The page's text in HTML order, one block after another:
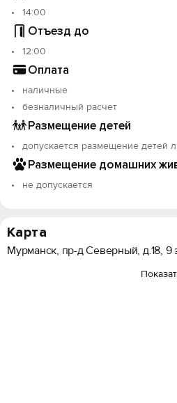
14:00
Отъезд до
12:00
Оплата
наличные
безналичный расчет
Размещение детей
допускается размещение детей
Размещение домашних
не допускается
Карта
Мурманск, пр-д Северный, д.18, 9